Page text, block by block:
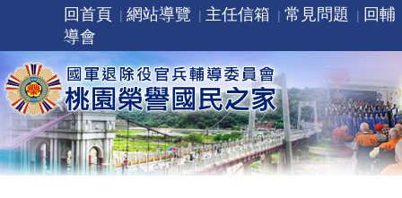
回首頁 網站導覽 主任信箱 常見問題
回輔
導會